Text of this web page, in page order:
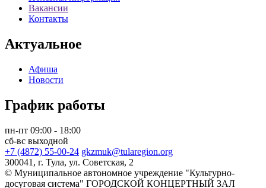
Вакансии
Контакты
Актуальное
Афиша
Новости
График работы
пн-пт 09:00 - 18:00
сб-вс выходной
+7 (4872) 55-00-24 gkzmuk@tularegion.org
300041, г. Тула, ул. Советская, 2
© Муниципальное автономное учреждение "Культурно-
досуговая система" ГОРОДСКОЙ КОНЦЕРТНЫЙ ЗАЛ